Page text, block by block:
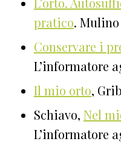
pratico.
Conservare i
L’informatore
Il mio orto,
Schiavo, Nel
L’informatore